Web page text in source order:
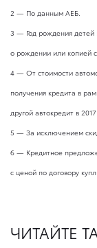
2 — По данным АЕБ.
3 — Год рождения детей
о рождении или копией
4 — От стоимости
получения кредита в
другой автокредит в
5 — За исключением
6 — Кредитное
с ценой по договору
ЧИТАЙТЕ